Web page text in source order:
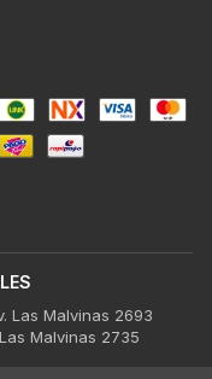
Las Malvinas 2693
Las Malvinas 2735